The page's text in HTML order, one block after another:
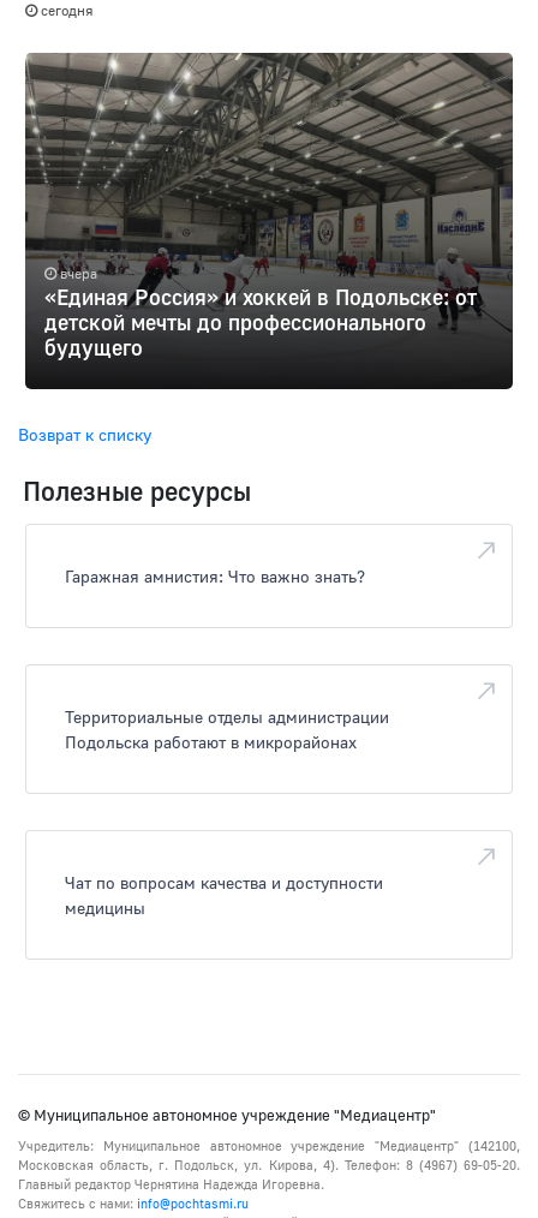
сегодня
вчера
«Единая Россия» и хоккей в Подольске: от
детской мечты до профессионального
будущего
Возврат к списку
Полезные ресурсы
Гаражная амнистия: Что важно знать?
Территориальные отделы администрации
Подольска работают в микрорайонах
Чат по вопросам качества и доступности
медицины
© Муниципальное автономное учреждение "Медиацентр"
Учредитель: Муниципальное автономное учреждение "Медиацентр" (142100,
Московская область, г. Подольск, ул. Кирова, 4). Телефон: 8 (4967) 69-05-20.
Главный редактор Чернятина Надежда Игоревна.
Свяжитесь с нами: info@pochtasmi.ru